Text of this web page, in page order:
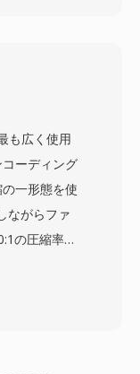
深度、チ
。この設計
しました
動する際に
。主な利点
ンネルをサ
統合さ
も広く使用
ーディング
一形態を使
ながらファ
の圧縮率を
のデジタル